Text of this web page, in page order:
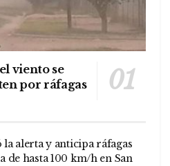
viento se
por ráfagas
alerta y anticipa ráfagas
de hasta 100 km/h en San